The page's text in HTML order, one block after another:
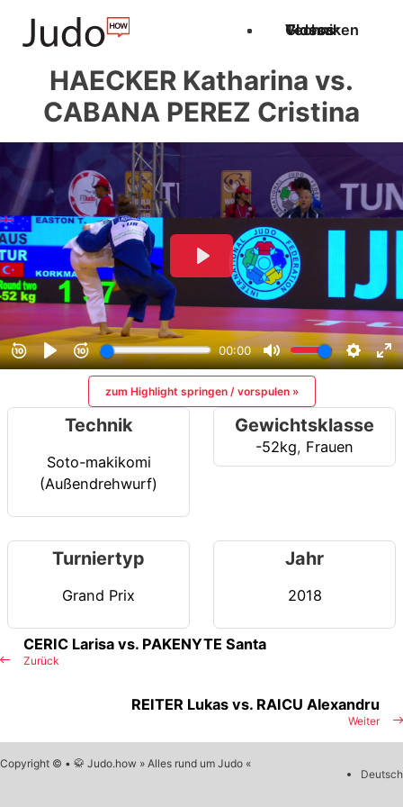
Techniken
Videos
Glossar
HAECKER Katharina vs.
CABANA PEREZ Cristina
zum Highlight springen / vorspulen »
Technik
Soto-makikomi
(Außendrehwurf)
Gewichtsklasse
-52kg, Frauen
Turniertyp
Grand Prix
Jahr
2018
Zurück
CERIC Larisa vs. PAKENYTE Santa
Weiter
REITER Lukas vs. RAICU Alexandru
Copyright © • 🥋 Judo.how » Alles rund um Judo «
Deutsch